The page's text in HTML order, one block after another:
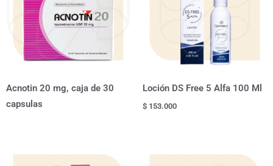
2,5ml
cantidad
Acnotin 20 mg, caja de 30
capsulas
Loción DS Free 5 Alfa 100 Ml
$ 153.000